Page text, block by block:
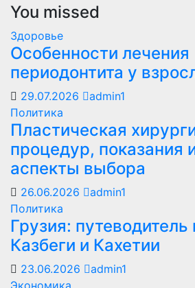
You missed
Здоровье
Особенности лечения
периодонтита у
29.07.2026
admin1
Политика
Пластическая
процедур, показания
аспекты выбора
26.06.2026
admin1
Политика
Грузия:
Казбеги и Кахетии
23.06.2026
admin1
Экономика